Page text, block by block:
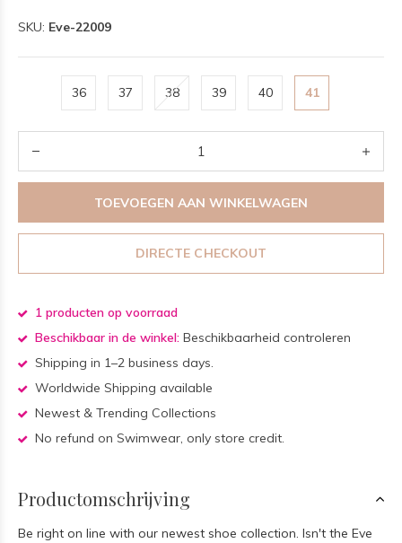
SKU: Eve-22009
36 37 38 39 40 41
TOEVOEGEN AAN WINKELWAGEN
DIRECTE CHECKOUT
1 producten op voorraad
Beschikbaar in de winkel: Beschikbaarheid controleren
Shipping in 1–2 business days.
Worldwide Shipping available
Newest & Trending Collections
No refund on Swimwear, only store credit.
Productomschrijving
Be right on line with our newest shoe collection. Isn't the Eve